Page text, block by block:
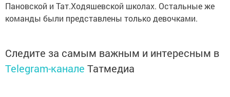
Пановской и Тат.Ходяшевской школах. Остальные же
команды были представлены только девочками.
Следите за самым важным и интересным в
Telegram-канале Татмедиа